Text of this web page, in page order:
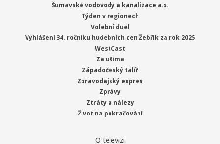
Šumavské vodovody a kanalizace a.s.
Týden v regionech
Volební duel
Vyhlášení 34. ročníku hudebních cen Žebřík za rok 2025
WestCast
Za ušima
Západočeský talíř
Zpravodajský expres
Zprávy
Ztráty a nálezy
Život na pokračování
O televizi